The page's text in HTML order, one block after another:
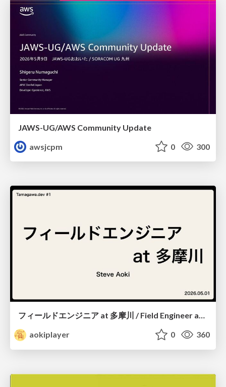
JAWS-UG/AWS Community Update
awsjcpm
0 300
フィールドエンジニア at 多摩川 / Field Engineer at Tamagawa
aokiplayer
0 360